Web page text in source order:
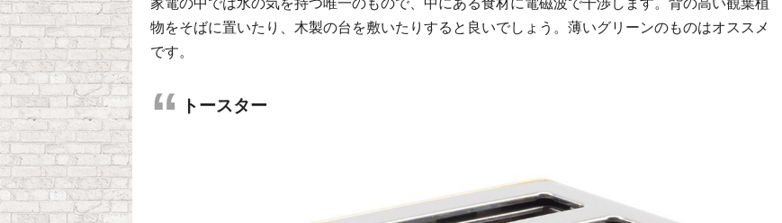
物をそばに置いたり、木製の台を敷いたりすると良いでしょう。薄いグリーンのものはオススメ
です。
トースター